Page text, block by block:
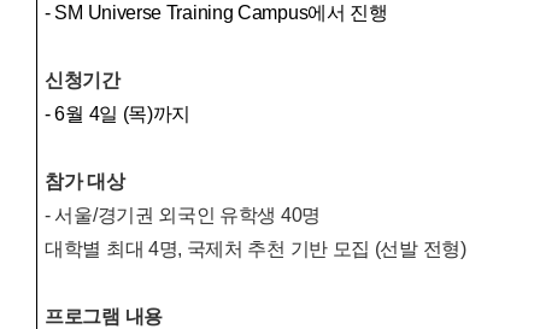
- SM Universe Training Campus에서 진행
신청기간
- 6월 4일 (목)까지
참가 대상
- 서울/경기권 외국인 유학생 40명
대학별 최대 4명, 국제처 추천 기반 모집 (선발 전형)
프로그램 내용